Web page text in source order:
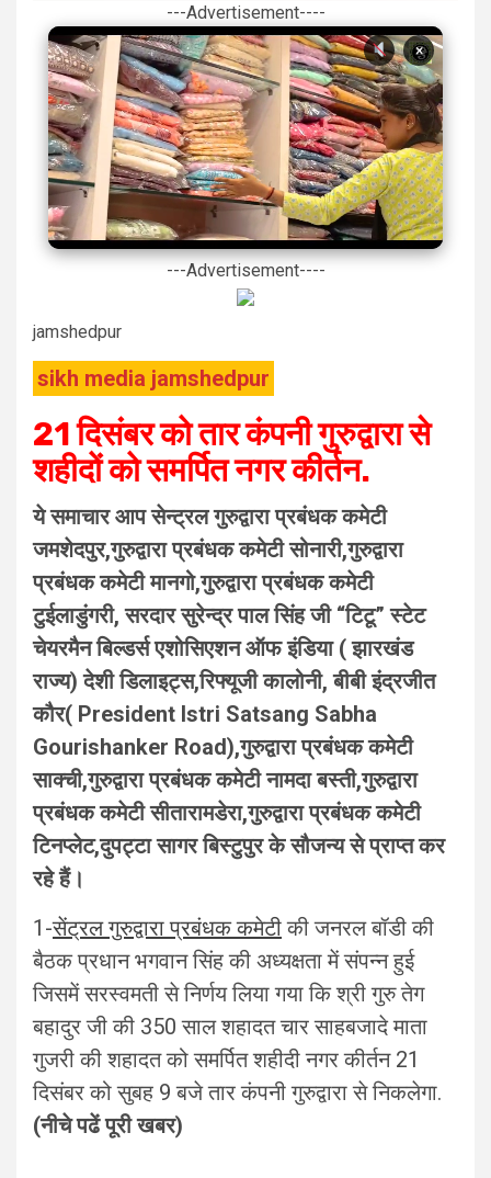
---Advertisement----
×
---Advertisement----
jamshedpur
sikh media jamshedpur
21 दिसंबर को तार कंपनी गुरुद्वारा से
शहीदों को समर्पित नगर कीर्तन.
ये समाचार आप सेन्ट्रल गुरुद्वारा प्रबंधक कमेटी
जमशेदपुर,गुरुद्वारा प्रबंधक कमेटी सोनारी,गुरुद्वारा
प्रबंधक कमेटी मानगो,गुरुद्वारा प्रबंधक कमेटी
टुईलाडुंगरी, सरदार सुरेन्द्र पाल सिंह जी “टिटू” स्टेट
चेयरमैन बिल्डर्स एशोसिएशन ऑफ इंडिया ( झारखंड
राज्य) देशी डिलाइट्स,रिफ्यूजी कालोनी, बीबी इंद्रजीत
कौर( President Istri Satsang Sabha
Gourishanker Road),गुरुद्वारा प्रबंधक कमेटी
साक्ची,गुरुद्वारा प्रबंधक कमेटी नामदा बस्ती,गुरुद्वारा
प्रबंधक कमेटी सीतारामडेरा,गुरुद्वारा प्रबंधक कमेटी
टिनप्लेट,दुपट्टा सागर बिस्टुपुर के सौजन्य से प्राप्त कर
रहे हैं।
1-सेंट्रल गुरुद्वारा प्रबंधक कमेटीकी जनरल बॉडी की
बैठक प्रधान भगवान सिंह की अध्यक्षता में संपन्न हुई
जिसमें सरस्वमती से निर्णय लिया गया कि श्री गुरु तेग
बहादुर जी की 350 साल शहादत चार साहबजादे माता
गुजरी की शहादत को समर्पित शहीदी नगर कीर्तन 21
दिसंबर को सुबह 9 बजे तार कंपनी गुरुद्वारा से निकलेगा.
(नीचे पढें पूरी खबर)